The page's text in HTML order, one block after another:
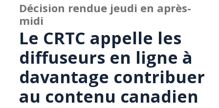
Décision rendue jeudi en après-
midi
Le CRTC appelle les
diffuseurs en ligne à
davantage contribuer
au contenu canadien